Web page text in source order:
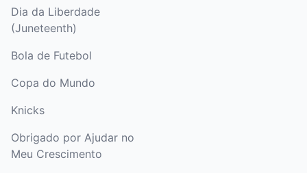
Dia da Liberdade
(Juneteenth)
Bola de Futebol
Copa do Mundo
Knicks
Obrigado por Ajudar no
Meu Crescimento